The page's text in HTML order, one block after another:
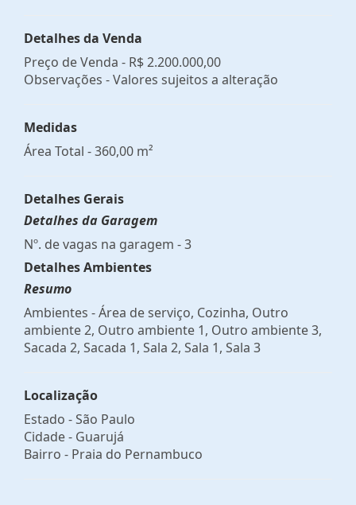
Detalhes da Venda
Preço de Venda - R$ 2.200.000,00
Observações - Valores sujeitos a alteração
Medidas
Área Total - 360,00 m²
Detalhes Gerais
Detalhes da Garagem
Nº. de vagas na garagem - 3
Detalhes Ambientes
Resumo
Ambientes - Área de serviço, Cozinha, Outro
ambiente 2, Outro ambiente 1, Outro ambiente 3,
Sacada 2, Sacada 1, Sala 2, Sala 1, Sala 3
Localização
Estado -São Paulo
Cidade - Guarujá
Bairro - Praia do Pernambuco